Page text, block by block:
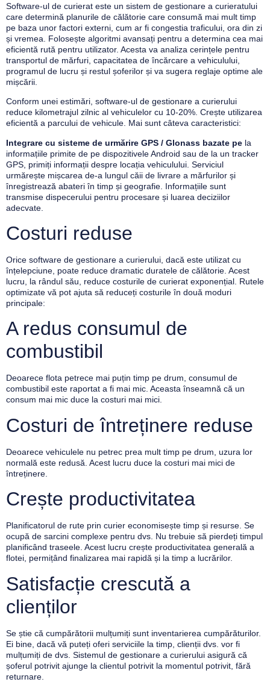
Software-ul de curierat este un sistem de gestionare a curieratului
care determină planurile de călătorie care consumă mai mult timp
pe baza unor factori externi, cum ar fi congestia traficului, ora din zi
și vremea. Folosește algoritmi avansați pentru a determina cea mai
eficientă rută pentru utilizator. Acesta va analiza cerințele pentru
transportul de mărfuri, capacitatea de încărcare a vehiculului,
programul de lucru și restul șoferilor și va sugera reglaje optime ale
mișcării.
Conform unei estimări, software-ul de gestionare a curierului
reduce kilometrajul zilnic al vehiculelor cu 10-20%. Crește utilizarea
eficientă a parcului de vehicule. Mai sunt câteva caracteristici:
Integrare cu sisteme de urmărire GPS / Glonass bazate pe la
informațiile primite de pe dispozitivele Android sau de la un tracker
GPS, primiți informații despre locația vehiculului. Serviciul
urmărește mișcarea de-a lungul căii de livrare a mărfurilor și
înregistrează abateri în timp și geografie. Informațiile sunt
transmise dispecerului pentru procesare și luarea deciziilor
adecvate.
Costuri reduse
Orice software de gestionare a curierului, dacă este utilizat cu
înțelepciune, poate reduce dramatic duratele de călătorie. Acest
lucru, la rândul său, reduce costurile de curierat exponențial. Rutele
optimizate vă pot ajuta să reduceți costurile în două moduri
principale:
A redus consumul de
combustibil
Deoarece flota petrece mai puțin timp pe drum, consumul de
combustibil este raportat a fi mai mic. Aceasta înseamnă că un
consum mai mic duce la costuri mai mici.
Costuri de întreținere reduse
Deoarece vehiculele nu petrec prea mult timp pe drum, uzura lor
normală este redusă. Acest lucru duce la costuri mai mici de
întreținere.
Crește productivitatea
Planificatorul de rute prin curier economisește timp și resurse. Se
ocupă de sarcini complexe pentru dvs. Nu trebuie să pierdeți timpul
planificând traseele. Acest lucru crește productivitatea generală a
flotei, permițând finalizarea mai rapidă și la timp a lucrărilor.
Satisfacție crescută a
clienților
Se știe că cumpărătorii mulțumiți sunt inventarierea cumpărăturilor.
Ei bine, dacă vă puteți oferi serviciile la timp, clienții dvs. vor fi
mulțumiți de dvs. Sistemul de gestionare a curierului asigură că
șoferul potrivit ajunge la clientul potrivit la momentul potrivit, fără
returnare.